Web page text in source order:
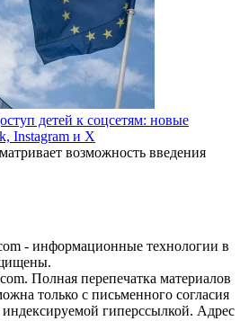
детей к соцсетям: новые
Instagram и X
возможность введения
- информационные технологии в
Полная перепечатка материалов
только с письменного согласия
гиперссылкой. Адрес